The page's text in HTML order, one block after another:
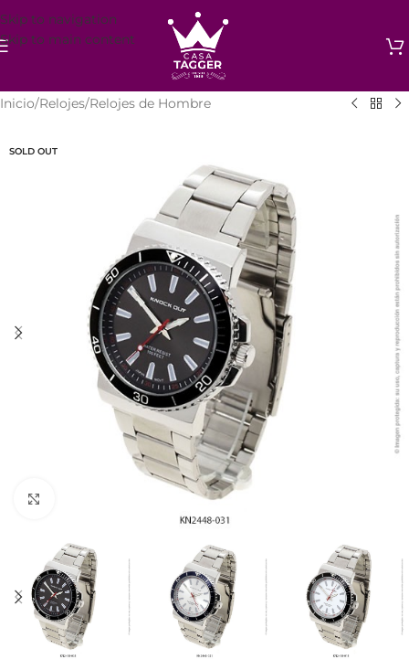
Skip to navigation
Skip to main content
Inicio/Relojes/Relojes de Hombre
SOLD OUT